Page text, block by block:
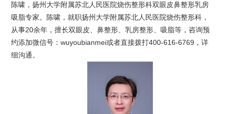
陈啸，扬州大学附属苏北人民医院烧伤整形科双眼皮鼻整形乳房
吸脂专家。陈啸，就职扬州大学附属苏北人民医院烧伤整形科，
从事20余年，擅长双眼皮、鼻整形、乳房整形、吸脂等，咨询预
约添加微信号：wuyoubianmei或者直接拨打400-616-6769，详
细沟通。